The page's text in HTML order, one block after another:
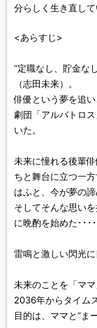
分らしく生き直して
<あらすじ>
“定職なし、貯金な
（志田未来）。
俳優という夢を追
劇団「アルバトロ
いた。
未来に憧れる後輩
ちと舞台に立つ一
はふと、今が夢の
そしてそんな思い
に晩酌を始めた･･･
雷鳴と激しい閃光
未来のことを「マ
2036年からタイム
目的は、ママと“ま